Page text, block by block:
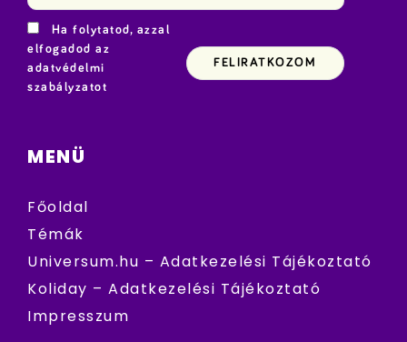
Ha folytatod, azzal
elfogadod az
adatvédelmi
szabályzatot
MENÜ
Főoldal
Témák
Universum.hu – Adatkezelési Tájékoztató
Koliday – Adatkezelési Tájékoztató
Impresszum